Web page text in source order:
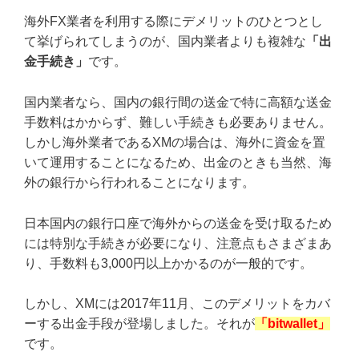
海外FX業者を利用する際にデメリットのひとつとし
て挙げられてしまうのが、国内業者よりも複雑な 「出
金手続き」 です。
国内業者なら、国内の銀行間の送金で特に高額な送金
手数料はかからず、難しい手続きも必要ありません。
しかし海外業者であるXMの場合は、海外に資金を置
いて運用することになるため、出金のときも当然、海
外の銀行から行われることになります。
日本国内の銀行口座で海外からの送金を受け取るため
には特別な手続きが必要になり、注意点もさまざまあ
り、手数料も3,000円以上かかるのが一般的です。
しかし、XMには2017年11月、このデメリットをカバ
ーする出金手段が登場しました。それが 「bitwallet」
です。